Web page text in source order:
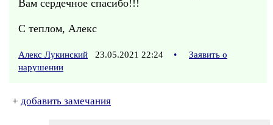
Вам сердечное спасибо!!!
С теплом, Алекс
Алекс Лукинский 23.05.2021 22:24 •
Заявить о
нарушении
+ добавить замечания